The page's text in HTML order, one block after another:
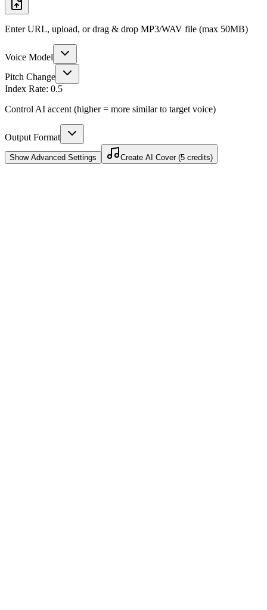
Enter URL, upload, or drag & drop MP3/WAV file (max 50MB)
Voice Model
Pitch Change
Index Rate: 0.5
Control AI accent (higher = more similar to target voice)
Output Format
ShowAdvanced Settings Create AI Cover (5 credits)